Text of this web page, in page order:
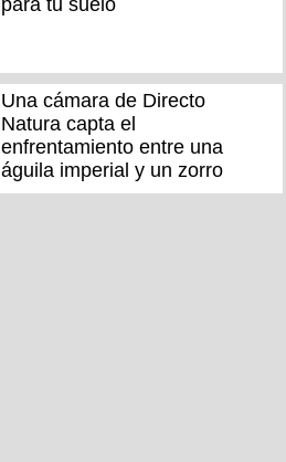
Una cámara de Directo
Natura capta el
enfrentamiento entre una
águila imperial y un zorro